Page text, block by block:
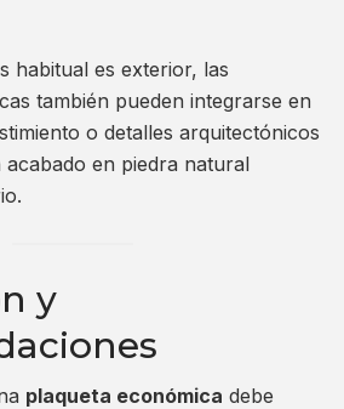
habitual es exterior, las
también pueden integrarse en
o detalles arquitectónicos
en piedra natural
y
plaqueta económica debe